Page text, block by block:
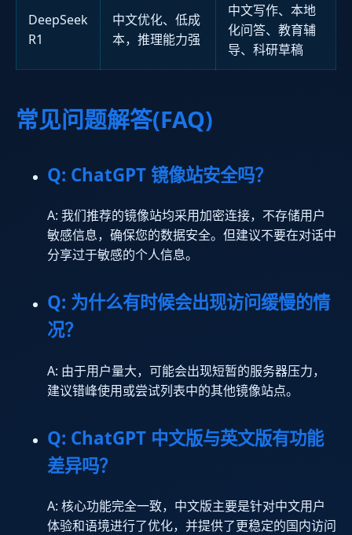
DeepSeek
R1
中文优化、低成
本，推理能力强
中文写作、本地
化问答、教育辅
导、科研草稿
常见问题解答(FAQ)
Q: ChatGPT 镜像站安全吗？
A: 我们推荐的镜像站均采用加密连接，不存储用户
敏感信息，确保您的数据安全。但建议不要在对话中
分享过于敏感的个人信息。
Q: 为什么有时候会出现访问缓慢的情
况？
A: 由于用户量大，可能会出现短暂的服务器压力，
建议错峰使用或尝试列表中的其他镜像站点。
Q: ChatGPT 中文版与英文版有功能
差异吗？
A: 核心功能完全一致，中文版主要是针对中文用户
体验和语境进行了优化，并提供了更稳定的国内访问